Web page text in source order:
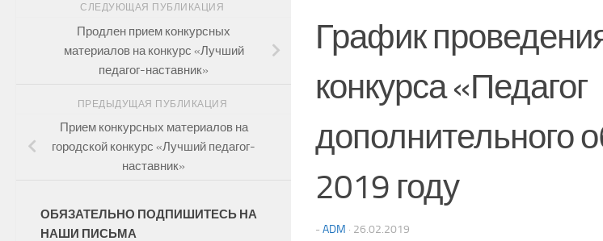
График
конкурса «Педагог
дополнительного
2019 году
- ADM · 26.02.2019
СЛЕДУЮЩАЯ ПУБЛИКАЦИЯ
Продлен прием конкурсных
материалов на конкурс «Лучший
педагог-наставник»
ПРЕДЫДУЩАЯ ПУБЛИКАЦИЯ
Прием конкурсных материалов на
городской конкурс «Лучший педагог-
наставник»
ОБЯЗАТЕЛЬНО ПОДПИШИТЕСЬ НА
НАШИ ПИСЬМА